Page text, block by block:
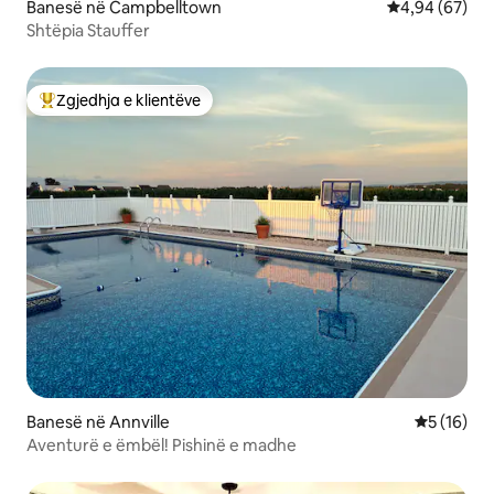
Banesë në Campbelltown Vlerësimi
4,94 (67)
Shtëpia Stauffer
Më të mirat e zgjedhjeve të klientëve
Zgjedhja e klientëve
Banesë në Annville Vlerësimi
5 (16)
Aventurë e ëmbël! Pishinë e madhe